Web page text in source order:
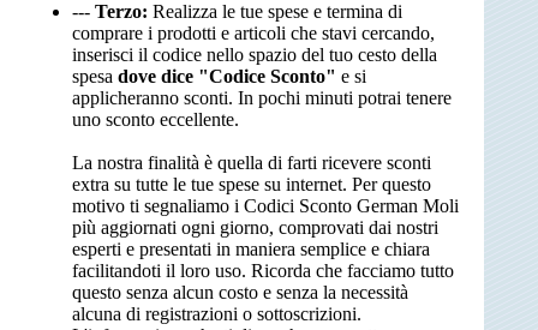
--- Terzo: Realizza le tue spese e termina di
comprare i prodotti e articoli che stavi cercando,
inserisci il codice nello spazio del tuo cesto della
spesa dove dice "Codice Sconto" e si
applicheranno sconti. In pochi minuti potrai tenere
uno sconto eccellente.
La nostra finalità è quella di farti ricevere sconti
extra su tutte le tue spese su internet. Per questo
motivo ti segnaliamo i Codici Sconto German Moli
più aggiornati ogni giorno, comprovati dai nostri
esperti e presentati in maniera semplice e chiara
facilitandoti il loro uso. Ricorda che facciamo tutto
questo senza alcun costo e senza la necessità
alcuna di registrazioni o sottoscrizioni.